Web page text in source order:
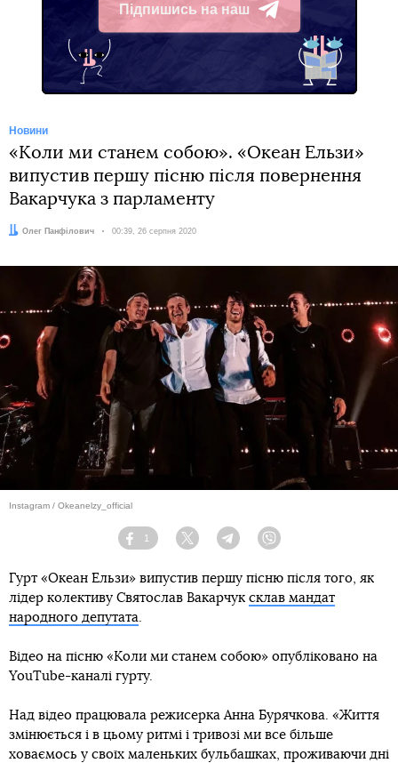
Підпишись на наш
Telegram
Новини
«Коли ми станем собою». «Океан Ельзи»
випустив першу пісню після повернення
Вакарчука з парламенту
Автор:
Олег Панфілович Дата:
00:39, 26 серпня 2020
Instagram / Okeanelzy_official
Facebook
1
Twitter TelegramViber
Гурт «Океан Ельзи» випустив першу пісню після того, як
лідер колективу Святослав Вакарчук склав мандат
народного депутата.
Відео на пісню «Коли ми станем собою» опубліковано на
YouTube-каналі гурту.
Над відео працювала режисерка Анна Бурячкова. «Життя
змінюється і в цьому ритмі і тривозі ми все більше
ховаємось у своїх маленьких бульбашках, проживаючи дні